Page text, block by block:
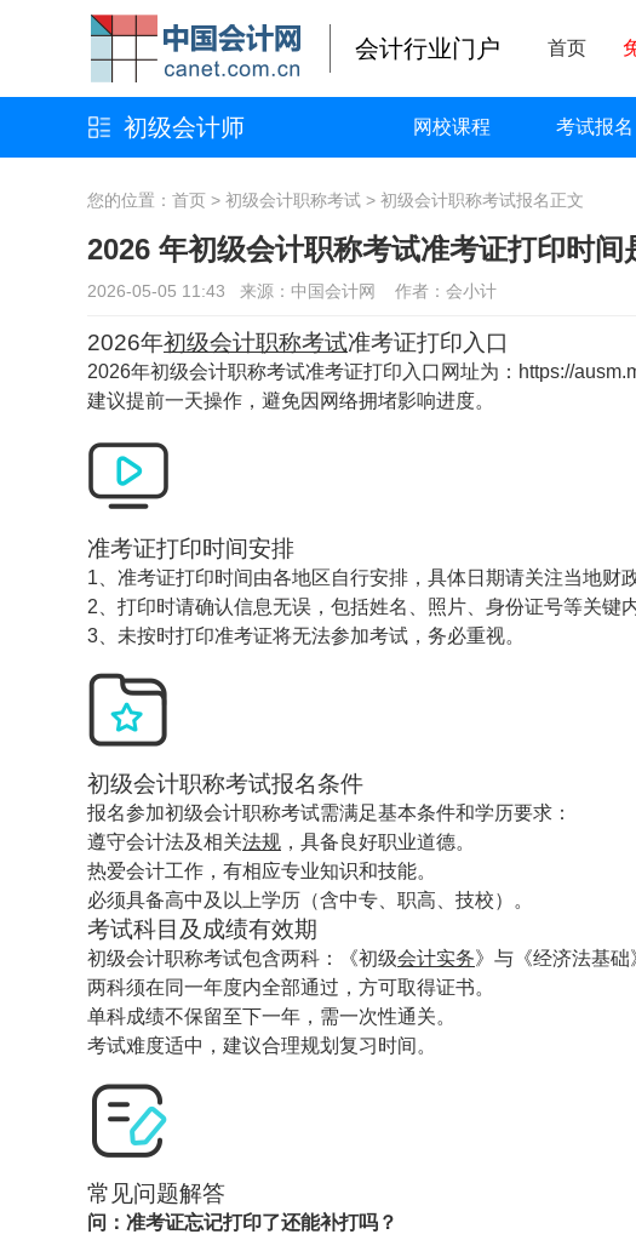
会计行业门户 首页
初级会计师 网校课程 考试报名
您的位置： 首页 > 初级会计职称考试 > 初级会计职称考试报名正文
2026 年初级会计职称考试准考证打印时间
2026-05-05 11:43 来源：中国会计网 作者：会小计
2026年初级会计职称考试准考证打印入口
2026年初级会计职称考试准考证打印入口网址为： https://
建议提前一天操作，避免因网络拥堵影响进度。
准考证打印时间安排
1、准考证打印时间由各地区自行安排，具体日期请关注当地财
2、打印时请确认信息无误，包括姓名、照片、身份证号等关键内
3、未按时打印准考证将无法参加考试，务必重视。
初级会计职称考试报名条件
报名参加初级会计职称考试需满足基本条件和学历要求：
遵守会计法及相关法规 ，具备良好职业道德。
热爱会计工作，有相应专业知识和技能。
必须具备高中及以上学历（含中专、职高、技校）。
考试科目及成绩有效期
初级会计职称考试包含两科：《初级会计实务》与《经济法基础
两科须在同一年度内全部通过，方可取得证书。
单科成绩不保留至下一年，需一次性通关。
考试难度适中，建议合理规划复习时间。
常见问题解答
问：准考证忘记打印了还能补打吗？